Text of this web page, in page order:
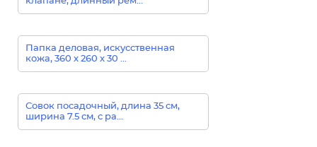
Папка деловая, искусственная
кожа, 360 х 260 х 30 ...
Совок посадочный, длина 35 см,
ширина 7.5 см, с ра...